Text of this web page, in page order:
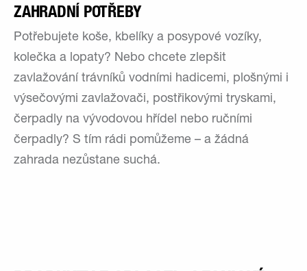
ZAHRADNÍ POTŘEBY
Potřebujete koše, kbelíky a posypové vozíky,
kolečka a lopaty? Nebo chcete zlepšit
zavlažování trávníků vodními hadicemi, plošnými i
výsečovými zavlažovači, postřikovými tryskami,
čerpadly na vývodovou hřídel nebo ručními
čerpadly? S tím rádi pomůžeme – a žádná
zahrada nezůstane suchá.